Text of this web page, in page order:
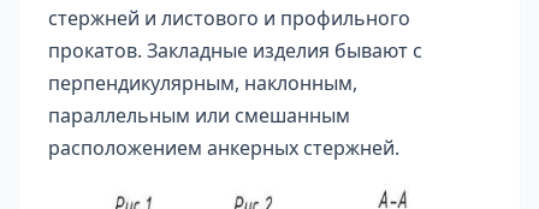
стержней и листового и профильного
прокатов. Закладные изделия бывают с
перпендикулярным, наклонным,
параллельным или смешанным
расположением анкерных стержней.